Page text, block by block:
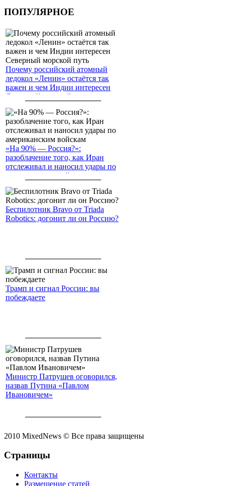
ПОПУЛЯРНОЕ
Почему российский атомный
ледокол «Ленин» остаётся так
важен и чем Индии интересен
Северный морской путь
«На 90% — Россия?»:
разоблачение того, как Иран
отслеживал и наносил удары по
американским войскам
Беспилотник Bravo от Triada
Robotics: догонит ли он Россию?
Трамп и сигнал России: вы
побеждаете
Министр Патрушев оговорился,
назвав Путина «Павлом
Ивановичем»
2010 MixedNews © Все права защищены
Страницы
Контакты
Размещение статей